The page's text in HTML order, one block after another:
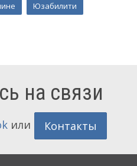
Юзабилити
на связи
или Контакты